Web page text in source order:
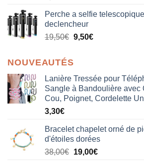
Perche a selfie
declencheur
19,50€ 9,50€
NOUVEAUTÉS
Lanière Tressée pour
Sangle à Bandoulière avec
Cou, Poignet, Cordelette
3,30€
Bracelet chapelet orné de
d'étoiles dorées
38,00€ Le
19,00€Le